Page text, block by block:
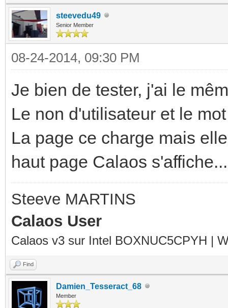
r.js:6760:7
createHttpBackend/</
://192.168.42.251/js/
at Scope.$digest
(https://
at Scope.$apply
(https://
at done
(https://
at
(https://
steevedu49
Senior Member
08-24-2014, 09:30 PM
Je bien de tester, j'ai le
Le non d'utilisateur et le
La page ce charge mais
haut page Calaos s'affiche...
Steeve MARTINS
Calaos User
Calaos v3 sur Intel BOXNUC5CPYH |
Find
Damien_Tesseract_68
Member